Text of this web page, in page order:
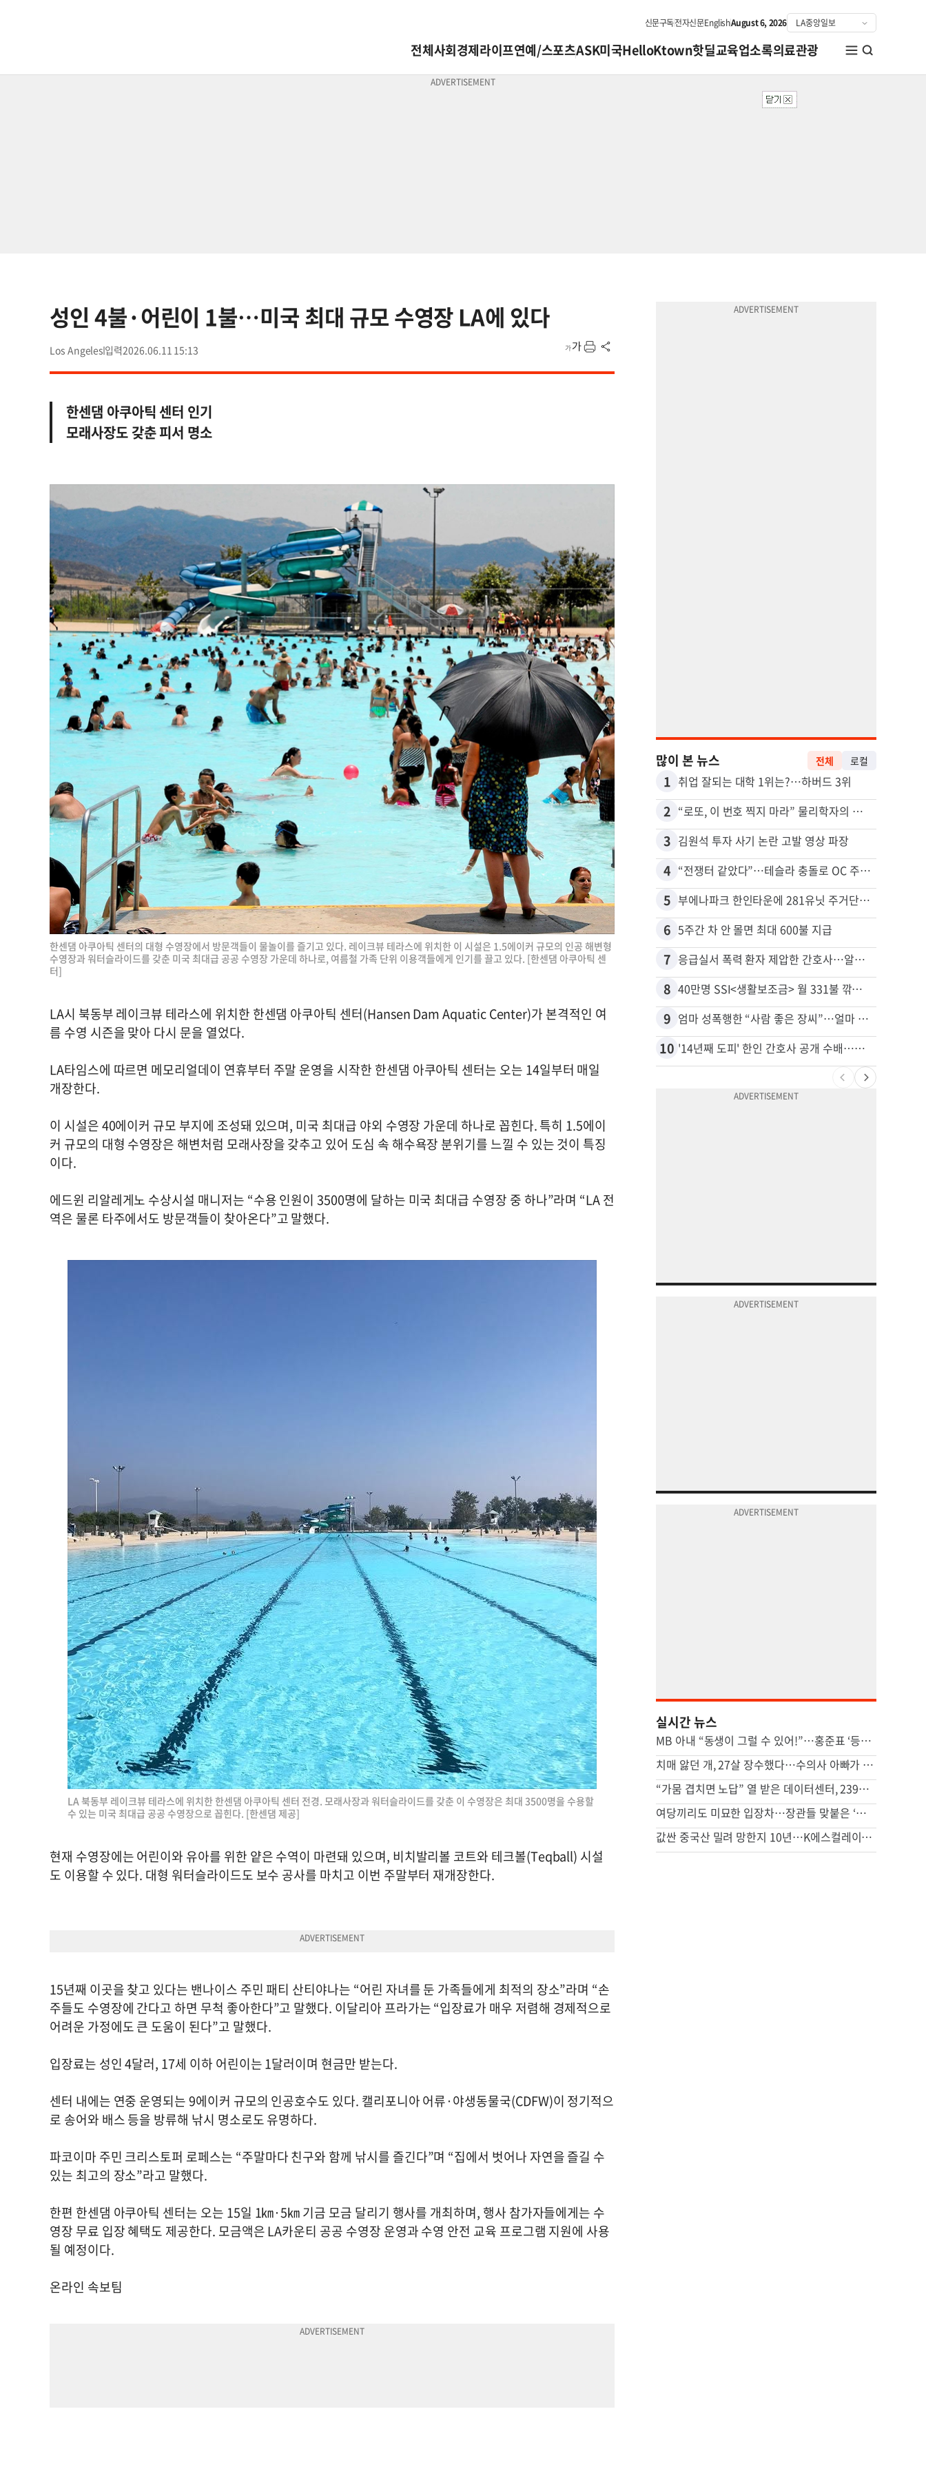
신문구독전자신문EnglishAugust 6, 2026
전체사회경제라이프연예/스포츠ASK미국HelloKtown핫딜교육업소록의료관광
성인 4불·어린이 1불…미국 최대 규모 수영장 LA에 있다
Los Angeles 2026.06.11 15:13
한센댐 아쿠아틱 센터 인기
모래사장도 갖춘 피서 명소
한센댐 아쿠아틱 센터의 대형 수영장에서 방문객들이 물놀이를 즐기고 있다. 레이크뷰 테라스에 위치한 이 시설은 1.5에이커 규모의 인공 해변형
수영장과 워터슬라이드를 갖춘 미국 최대급 공공 수영장 가운데 하나로, 여름철 가족 단위 이용객들에게 인기를 끌고 있다. [한센댐 아쿠아틱 센
터]
LA시 북동부 레이크뷰 테라스에 위치한 한센댐 아쿠아틱 센터(Hansen Dam Aquatic Center)가 본격적인 여
름 수영 시즌을 맞아 다시 문을 열었다.
LA타임스에 따르면 메모리얼데이 연휴부터 주말 운영을 시작한 한센댐 아쿠아틱 센터는 오는 14일부터 매일
개장한다.
이 시설은 40에이커 규모 부지에 조성돼 있으며, 미국 최대급 야외 수영장 가운데 하나로 꼽힌다. 특히 1.5에이
커 규모의 대형 수영장은 해변처럼 모래사장을 갖추고 있어 도심 속 해수욕장 분위기를 느낄 수 있는 것이 특징
이다.
에드윈 리알레게노 수상시설 매니저는 “수용 인원이 3500명에 달하는 미국 최대급 수영장 중 하나”라며 “LA 전
역은 물론 타주에서도 방문객들이 찾아온다”고 말했다.
LA 북동부 레이크뷰 테라스에 위치한 한센댐 아쿠아틱 센터 전경. 모래사장과 워터슬라이드를 갖춘 이 수영장은 최대 3500명을 수용할
수 있는 미국 최대급 공공 수영장으로 꼽힌다. [한센댐 제공]
현재 수영장에는 어린이와 유아를 위한 얕은 수역이 마련돼 있으며, 비치발리볼 코트와 테크볼(Teqball) 시설
도 이용할 수 있다. 대형 워터슬라이드도 보수 공사를 마치고 이번 주말부터 재개장한다.
15년째 이곳을 찾고 있다는 밴나이스 주민 패티 산티야나는 “어린 자녀를 둔 가족들에게 최적의 장소”라며 “손
주들도 수영장에 간다고 하면 무척 좋아한다”고 말했다. 이달리아 프라가는 “입장료가 매우 저렴해 경제적으로
어려운 가정에도 큰 도움이 된다”고 말했다.
입장료는 성인 4달러, 17세 이하 어린이는 1달러이며 현금만 받는다.
센터 내에는 연중 운영되는 9에이커 규모의 인공호수도 있다. 캘리포니아 어류·야생동물국(CDFW)이 정기적으
로 송어와 배스 등을 방류해 낚시 명소로도 유명하다.
파코이마 주민 크리스토퍼 로페스는 “주말마다 친구와 함께 낚시를 즐긴다”며 “집에서 벗어나 자연을 즐길 수
있는 최고의 장소”라고 말했다.
한편 한센댐 아쿠아틱 센터는 오는 15일 1㎞·5㎞ 기금 모금 달리기 행사를 개최하며, 행사 참가자들에게는 수
영장 무료 입장 혜택도 제공한다. 모금액은 LA카운티 공공 수영장 운영과 수영 안전 교육 프로그램 지원에 사용
될 예정이다.
온라인 속보팀
많이 본 뉴스 전체 로컬
1 취업 잘되는 대학 1위는?…하버드 3위
2 “로또, 이 번호 찍지 마라” 물리학자의 당첨금 높이는 비밀
3 김원석 투자 사기 논란 고발 영상 파장
4 “전쟁터 같았다”…테슬라 충돌로 OC 주택 4채 파손
5 부에나파크 한인타운에 281유닛 주거단지 들어선다
6 5주간 차 안 몰면 최대 600불 지급
7 응급실서 폭력 환자 제압한 간호사…알고 보니
8 40만명 SSI<생활보조금> 월 331불 깎이나
9 엄마 성폭행한 “사람 좋은 장씨”…얼마 뒤 딸 배도 불러왔다
10 '14년째 도피' 한인 간호사 공개 수배…메디케어 사기 유죄
실시간 뉴스
MB 아내 “동생이 그럴 수 있어!”…홍준표 ‘등짝 스매싱’ 사건 전말
치매 앓던 개, 27살 장수했다…수의사 아빠가 사료에 탄 ‘이것’
“가뭄 겹치면 노답” 열 받은 데이터센터, 239조 쓸 판 [팩플]
여당끼리도 미묘한 입장차…장관들 맞붙은 ‘주52시간 예외’
값싼 중국산 밀려 망한지 10년…K에스컬레이터 뜻밖의 부활